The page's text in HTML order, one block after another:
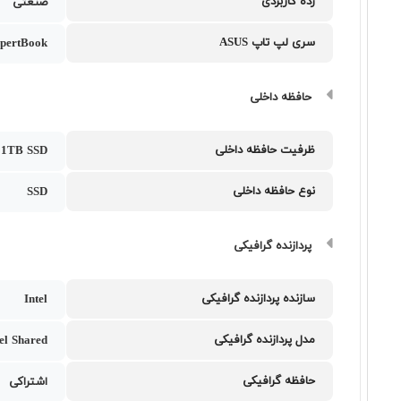
سری لپ تاپ ASUS
حافظه داخلی
ظرفیت حافظه داخلی 1TB SSD
نوع حافظه داخلی SSD
پردازنده گرافیکی
سازنده پردازنده گرافیکی Intel
مدل پردازنده گرافیکی Shared
حافظه گرافیکی اشتراکی